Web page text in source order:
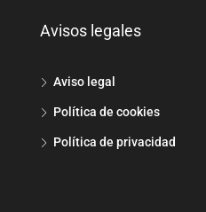
Avisos legales
Aviso legal
Política de cookies
Política de privacidad